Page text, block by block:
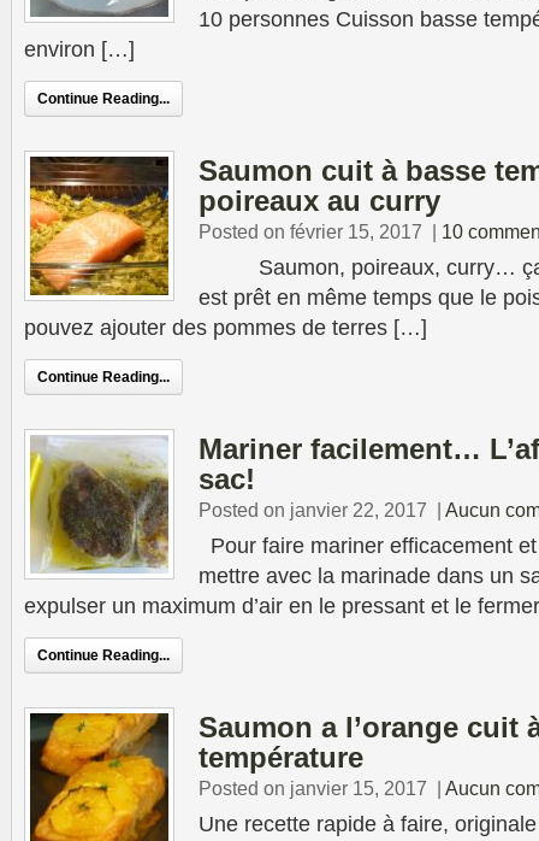
10 personnes Cuisson basse
environ […]
Continue Reading...
Saumon cuit à basse
poireaux au curry
Posted on février 15, 2017 | 10
Saumon, poireaux, curry… ça
est prêt en même temps que le
pouvez ajouter des pommes de terres […]
Continue Reading...
Mariner facilement…
sac!
Posted on janvier 22, 2017 | Aucun
Pour faire mariner efficacement
mettre avec la marinade dans un
expulser un maximum d’air en le pressant et le
Continue Reading...
Saumon a l’orange cuit
température
Posted on janvier 15, 2017 | Aucun
Une recette rapide à faire,